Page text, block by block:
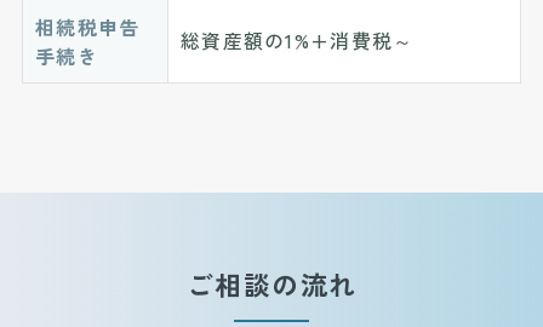
相続税申告
手続き
総資産額の1%+消費税～
ご相談の流れ